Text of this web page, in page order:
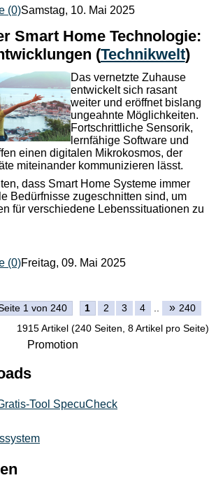
(0)Samstag, 10. Mai 2025
Smart Home Technologie:
(Technikwelt)
Das vernetzte Zuhause
entwickelt sich rasant
weiter und eröffnet bislang
ungeahnte Möglichkeiten.
Fortschrittliche Sensorik,
lernfähige Software und
einen digitalen Mikrokosmos, der
miteinander kommunizieren lässt.
dass Smart Home Systeme immer
Bedürfnisse zugeschnitten sind, um
für verschiedene Lebenssituationen zu
(0)Freitag, 09. Mai 2025
1 von 240 1 2 3 4 » 240
1915 Artikel (240 Seiten, 8 Artikel pro Seite)
Promotion
Tool SpecuCheck